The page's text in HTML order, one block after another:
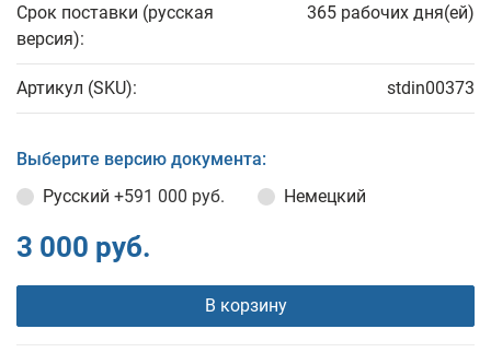
Срок поставки (русская
версия):
365 рабочих дня(ей)
Артикул (SKU): stdin00373
Выберите версию документа:
Русский +591 000 руб. Немецкий
3 000 руб.
В корзину